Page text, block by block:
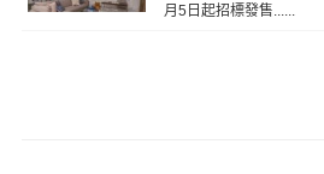
月5日起招標發售......